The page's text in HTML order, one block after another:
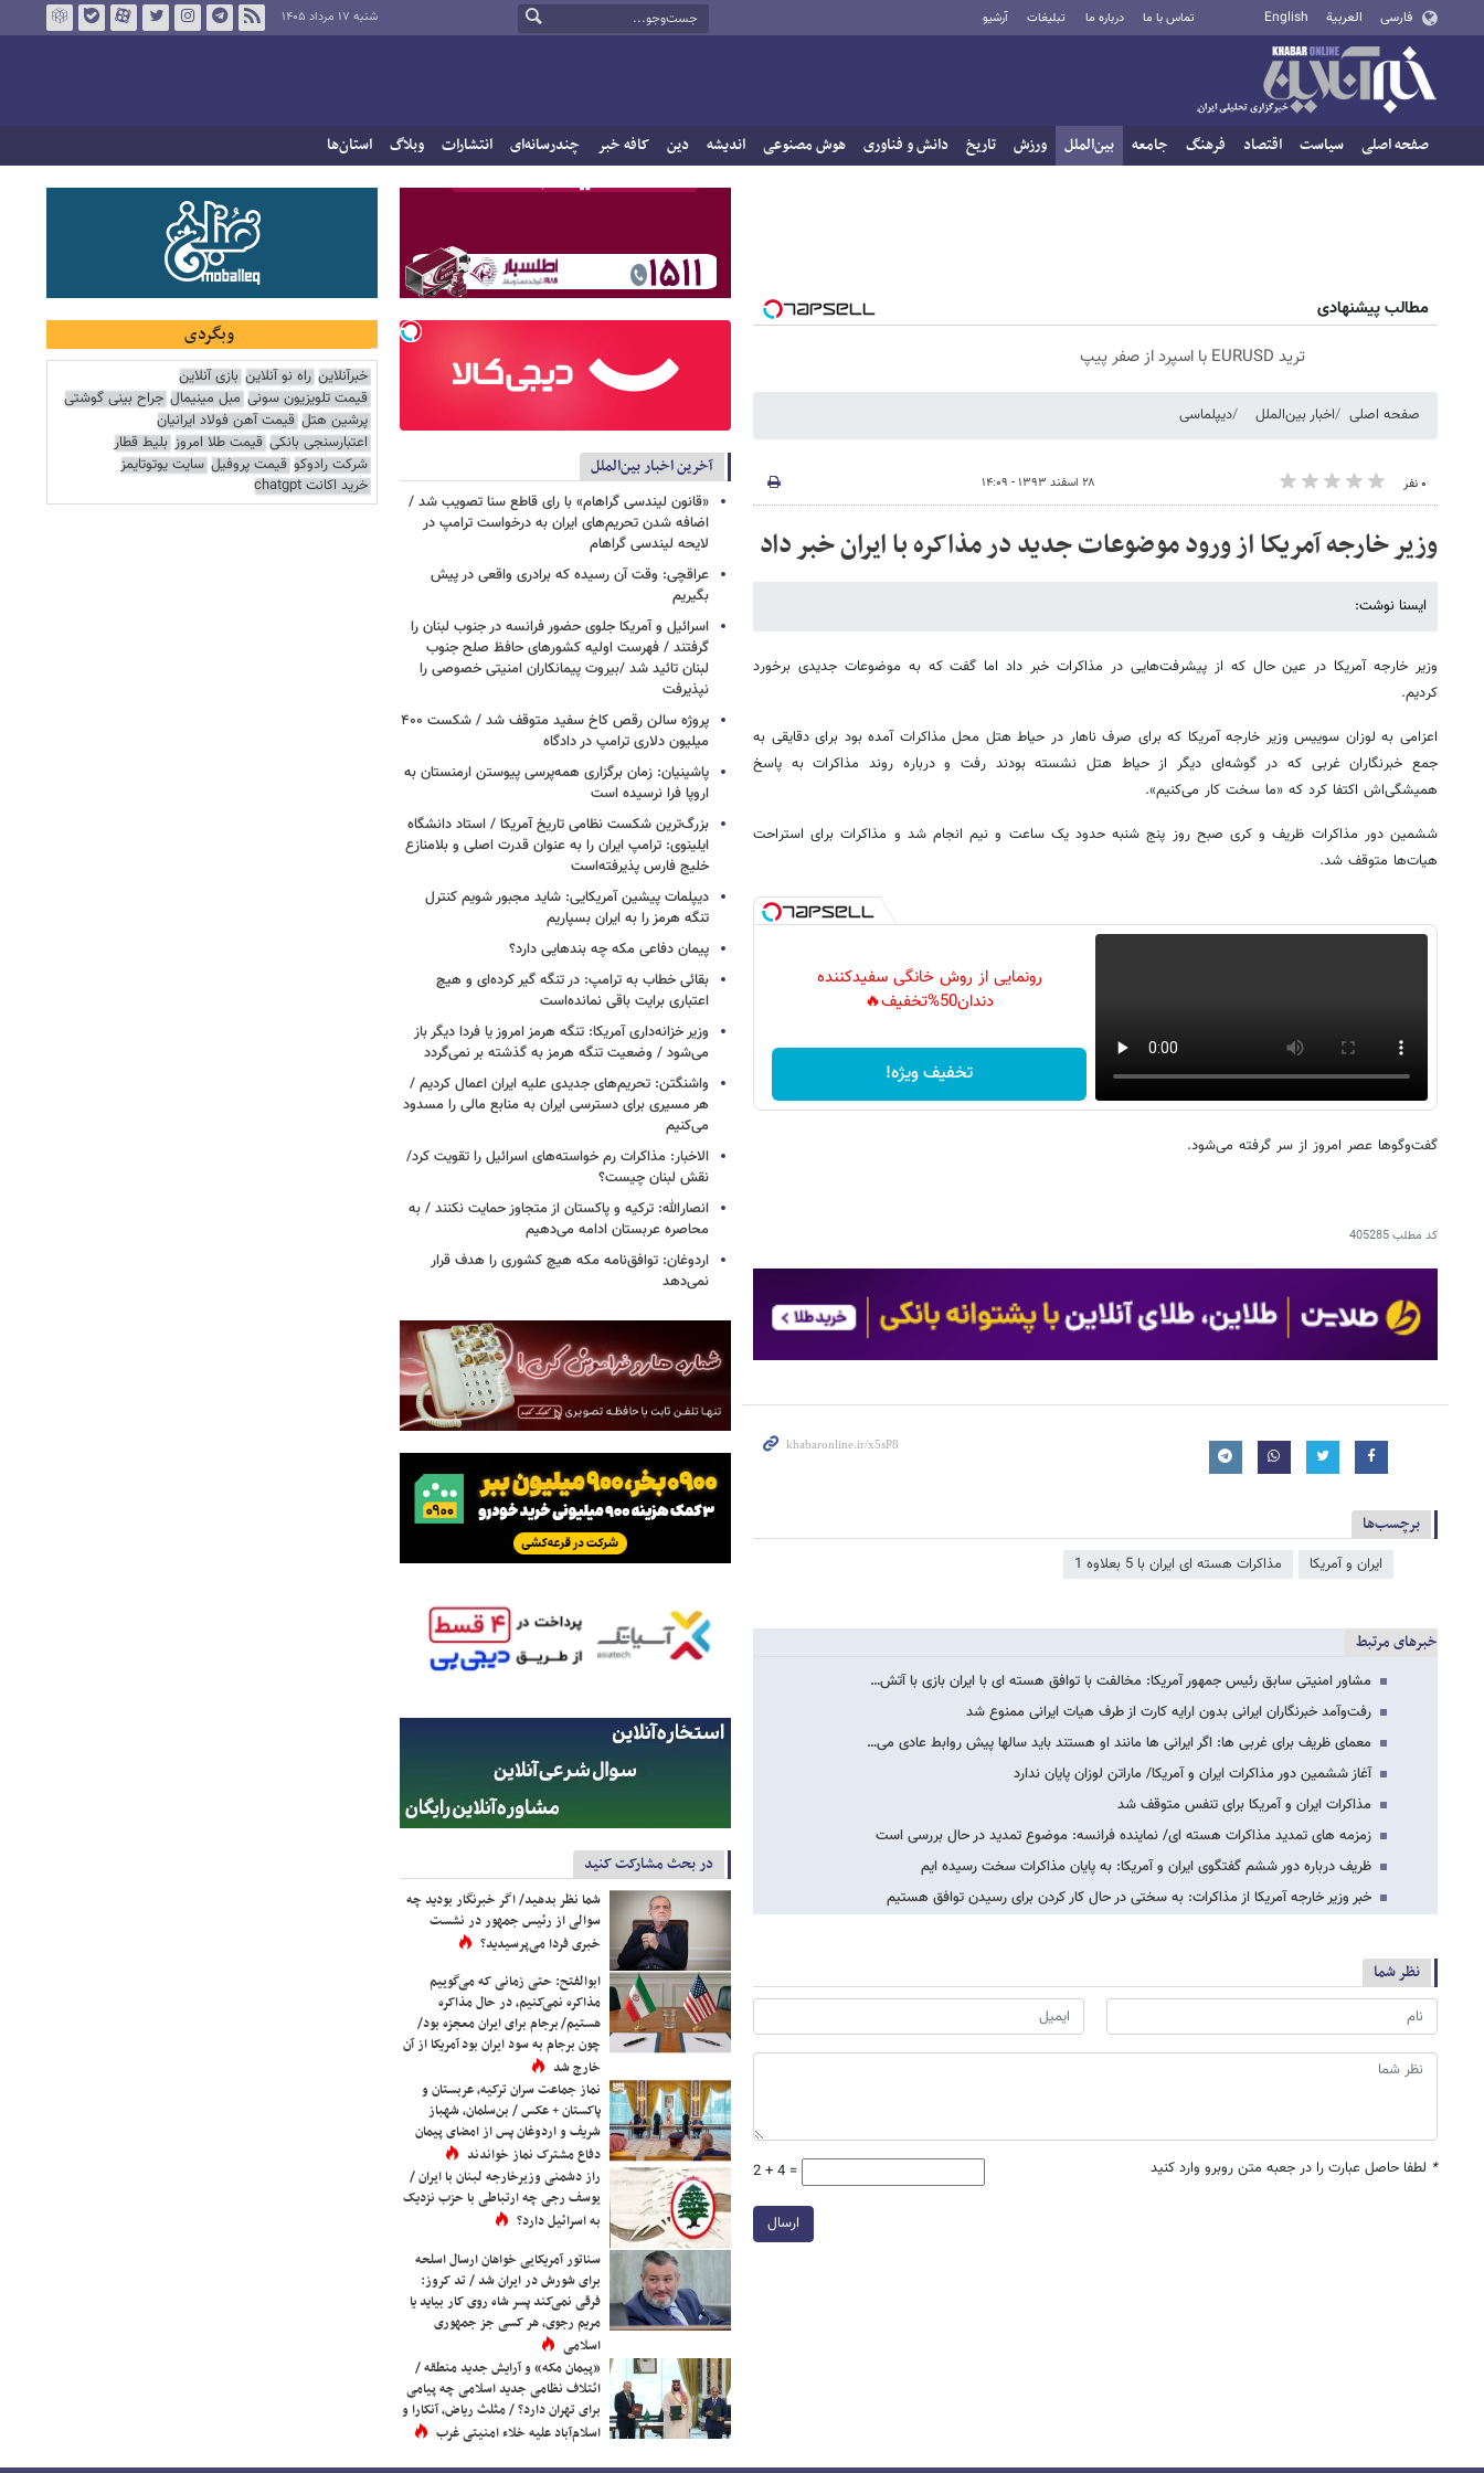
فارسی العربية English تماس با ما درباره ما تبلیغات آرشیو شنبه ۱۷ مرداد ۱۴۰۵
صفحه اصلی سیاست اقتصاد فرهنگ جامعه بین‌الملل ورزش تاریخ دانش و فناوری هوش مصنوعی اندیشه دین کافه خبر چندرسانه‌ای انتشارات وبلاگ استان‌ها
مطالب پیشنهادی
ترید EURUSD با اسپرد از صفر پیپ
صفحه اصلی اخبار بین‌الملل دیپلماسی
۰ نفر ۲۸ اسفند ۱۳۹۳ - ۱۴:۰۹
وزیر خارجه آمریکا از ورود موضوعات جدید در مذاکره با ایران خبر داد
ایسنا نوشت:
وزیر خارجه آمریکا در عین حال که از پیشرفت‌هایی در مذاکرات خبر داد اما گفت که به موضوعات جدیدی برخورد
کردیم.
اعزامی به لوزان سوییس وزیر خارجه آمریکا که برای صرف ناهار در حیاط هتل محل مذاکرات آمده بود برای دقایقی به
جمع خبرنگاران غربی که در گوشه‌ای دیگر از حیاط هتل نشسته بودند رفت و درباره روند مذاکرات به پاسخ
همیشگی‌اش اکتفا کرد که «ما سخت کار می‌کنیم».
ششمین دور مذاکرات ظریف و کری صبح روز پنج شنبه حدود یک ساعت و نیم انجام شد و مذاکرات برای استراحت
هیات‌ها متوقف شد.
رونمایی از روش خانگی سفیدکننده
دندان50%تخفیف🔥
تخفیف ویژه!
گفت‌وگوها عصر امروز از سر گرفته می‌شود.
کد مطلب405285
برچسب‌ها
ایران و آمریکا مذاکرات هسته ای ایران با 5 بعلاوه 1
خبرهای مرتبط
مشاور امنیتی سابق رئیس جمهور آمریکا: مخالفت با توافق هسته ای با ایران بازی با آتش…
رفت‌وآمد خبرنگاران ایرانی بدون ارایه کارت از طرف هیات ایرانی ممنوع شد
معمای ظریف برای غربی ها: اگر ایرانی ها مانند او هستند باید سالها پیش روابط عادی می…
آغاز ششمین دور مذاکرات ایران و آمریکا/ ماراتن لوزان پایان ندارد
مذاکرات ایران و آمریکا برای تنفس متوقف شد
زمزمه های تمدید مذاکرات هسته ای/ نماینده فرانسه: موضوع تمدید در حال بررسی است
ظریف درباره دور ششم گفتگوی ایران و آمریکا: به پایان مذاکرات سخت رسیده ایم
خبر وزیر خارجه آمریکا از مذاکرات: به سختی در حال کار کردن برای رسیدن توافق هستیم
نظر شما
* لطفا حاصل عبارت را در جعبه متن روبرو وارد کنید 2 + 4 =
ارسال
آخرین اخبار بین‌الملل
«قانون لیندسی گراهام» با رای قاطع سنا تصویب شد /
اضافه شدن تحریم‌های ایران به درخواست ترامپ در
لایحه لیندسی گراهام
عراقچی: وقت آن رسیده که برادری واقعی در پیش
بگیریم
اسرائیل و آمریکا جلوی حضور فرانسه در جنوب لبنان را
گرفتند / فهرست اولیه کشورهای حافظ صلح جنوب
لبنان تائید شد /بیروت پیمانکاران امنیتی خصوصی را
نپذیرفت
پروژه سالن رقص کاخ سفید متوقف شد / شکست ۴۰۰
میلیون دلاری ترامپ در دادگاه
پاشینیان: زمان برگزاری همه‌پرسی پیوستن ارمنستان به
اروپا فرا نرسیده است
بزرگ‌ترین شکست نظامی تاریخ آمریکا / استاد دانشگاه
ایلینوی: ترامپ ایران را به عنوان قدرت اصلی و بلامنازع
خلیج فارس پذیرفته‌است
دیپلمات پیشین آمریکایی: شاید مجبور شویم کنترل
تنگه هرمز را به ایران بسپاریم
پیمان دفاعی مکه چه بندهایی دارد؟
بقائی خطاب به ترامپ: در تنگه گیر کرده‌ای و هیچ
اعتباری برایت باقی نمانده‌است
وزیر خزانه‌داری آمریکا: تنگه هرمز امروز یا فردا دیگر باز
می‌شود / وضعیت تنگه هرمز به گذشته بر نمی‌گردد
واشنگتن: تحریم‌های جدیدی علیه ایران اعمال کردیم /
هر مسیری برای دسترسی ایران به منابع مالی را مسدود
می‌کنیم
الاخبار: مذاکرات رم خواسته‌های اسرائیل را تقویت کرد/
نقش لبنان چیست؟
انصارالله: ترکیه و پاکستان از متجاوز حمایت نکنند / به
محاصره عربستان ادامه می‌دهیم
اردوغان: توافق‌نامه مکه هیچ کشوری را هدف قرار
نمی‌دهد
در بحث مشارکت کنید
شما نظر بدهید/ اگر خبرنگار بودید چه
سوالی از رئیس جمهور در نشست
خبری فردا می‌پرسیدید؟
ابوالفتح: حتی زمانی که می‌گوییم
مذاکره نمی‌کنیم، در حال مذاکره
هستیم/ برجام برای ایران معجزه بود/
چون برجام به سود ایران بود آمریکا از آن
خارج شد
نماز جماعت سران ترکیه، عربستان و
پاکستان + عکس / بن‌سلمان، شهباز
شریف و اردوغان پس از امضای پیمان
دفاع مشترک نماز خواندند
راز دشمنی وزیرخارجه لبنان با ایران /
یوسف رجی چه ارتباطی با حزب نزدیک
به اسرائیل دارد؟
سناتور آمریکایی خواهان ارسال اسلحه
برای شورش در ایران شد / تد کروز:
فرقی نمی‌کند پسر شاه روی کار بیاید یا
مریم رجوی، هر کسی جز جمهوری
اسلامی
«پیمان مکه» و آرایش جدید منطقه /
ائتلاف نظامی جدید اسلامی چه پیامی
برای تهران دارد؟ / مثلث ریاض، آنکارا و
اسلام‌آباد علیه خلاء امنیتی غرب
وبگردی
خبرآنلاین راه نو آنلاین بازی آنلاین
قیمت تلویزیون سونی مبل مینیمال جراح بینی گوشتی
پرشین هتل قیمت آهن فولاد ایرانیان
اعتبارسنجی بانکی قیمت طلا امروز بلیط قطار
شرکت رادوکو قیمت پروفیل سایت یوتوتایمز
خرید اکانت chatgpt